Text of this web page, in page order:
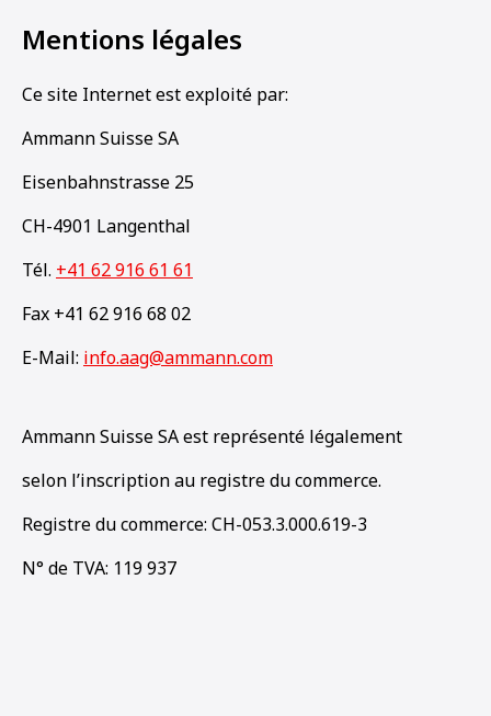
Mentions légales
Ce site Internet est exploité par:
Ammann Suisse SA
Eisenbahnstrasse 25
CH-4901 Langenthal
Tél. +41 62 916 61 61
Fax +41 62 916 68 02
E-Mail: info.aag@ammann.com
Ammann Suisse SA est représenté légalement
selon l’inscription au registre du commerce.
Registre du commerce: CH-053.3.000.619-3
N° de TVA: 119 937